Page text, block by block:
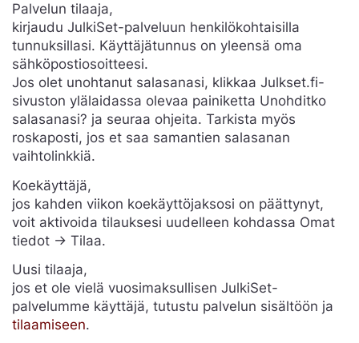
Palvelun tilaaja,
kirjaudu JulkiSet-palveluun henkilökohtaisilla
tunnuksillasi. Käyttäjätunnus on yleensä oma
sähköpostiosoitteesi.
Jos olet unohtanut salasanasi, klikkaa Julkset.fi-
sivuston ylälaidassa olevaa painiketta Unohditko
salasanasi? ja seuraa ohjeita. Tarkista myös
roskaposti, jos et saa samantien salasanan
vaihtolinkkiä.
Koekäyttäjä,
jos kahden viikon koekäyttöjaksosi on päättynyt,
voit aktivoida tilauksesi uudelleen kohdassa Omat
tiedot -> Tilaa.
Uusi tilaaja,
jos et ole vielä vuosimaksullisen JulkiSet-
palvelumme käyttäjä, tutustu palvelun sisältöön ja
tilaamiseen.